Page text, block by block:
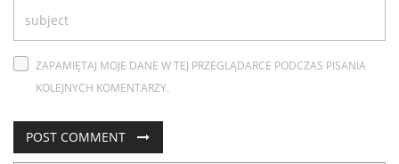
ZAPAMIĘTAJ MOJE DANE W TEJ PRZEGLĄDARCE PODCZAS PISANIA
KOLEJNYCH KOMENTARZY.